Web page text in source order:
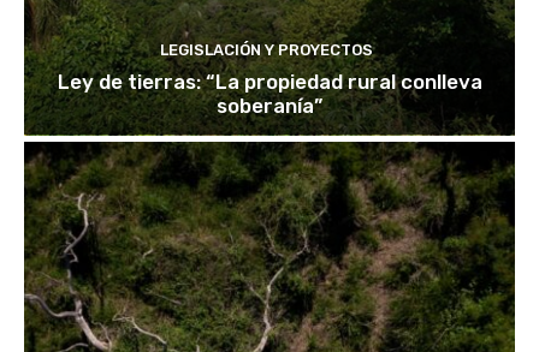
LEGISLACIÓN Y PROYECTOS
Ley de tierras: “La propiedad rural conlleva
soberanía”